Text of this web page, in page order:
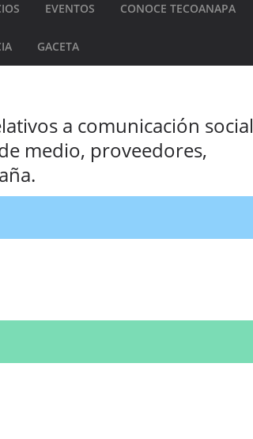
EVENTOS CONOCE TECOANAPA
GACETA
a comunicación social
medio, proveedores,